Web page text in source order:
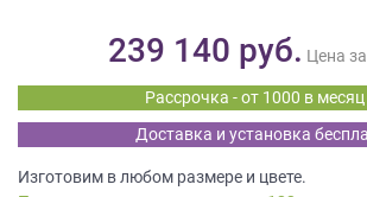
239 140 руб. Цена
Рассрочка - от 1000 в месяц
Доставка и установка
Изготовим в любом размере и цвете.